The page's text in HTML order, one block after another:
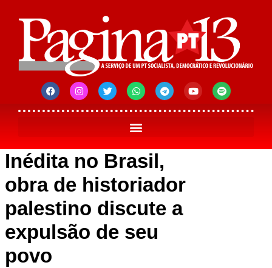
Inédita no Brasil,
obra de historiador
palestino discute a
expulsão de seu
povo